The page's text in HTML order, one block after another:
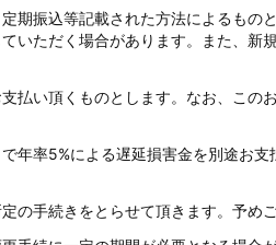
期振込等記載された方法によるもの
いただく場合があります。また、新
払い頂くものとします。なお、この
年率5%による遅延損害金を別途お支
手続きをとらせて頂きます。予めご